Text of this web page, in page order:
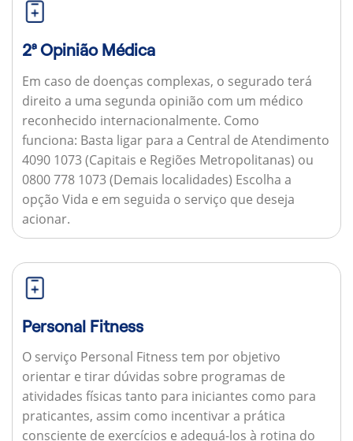
2ª Opinião Médica
Em caso de doenças complexas, o segurado terá
direito a uma segunda opinião com um médico
reconhecido internacionalmente. Como
funciona: Basta ligar para a Central de Atendimento
4090 1073 (Capitais e Regiões Metropolitanas) ou
0800 778 1073 (Demais localidades) Escolha a
opção Vida e em seguida o serviço que deseja
acionar.
Personal Fitness
O serviço Personal Fitness tem por objetivo
orientar e tirar dúvidas sobre programas de
atividades físicas tanto para iniciantes como para
praticantes, assim como incentivar a prática
consciente de exercícios e adequá-los à rotina do